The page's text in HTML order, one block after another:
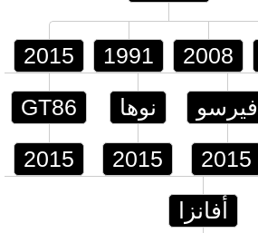
2015 1991 2008
GT86
2015
نوها
2015
فيرسو
2015
أفانزا